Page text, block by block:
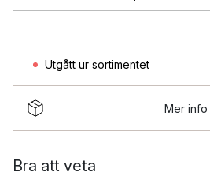
Utgått ur sortimentet
Mer info
Bra att veta